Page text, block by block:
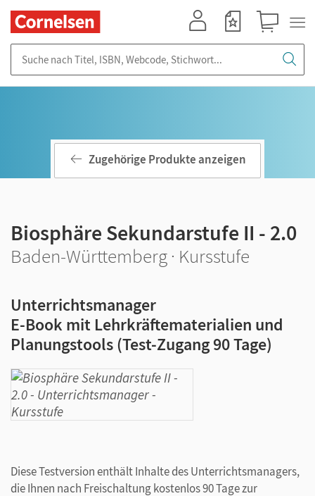
Zugehörige Produkte anzeigen
Biosphäre Sekundarstufe II - 2.0
Baden-Württemberg · Kursstufe
Unterrichtsmanager
E-Book mit Lehrkräftematerialien und
Planungstools (Test-Zugang 90 Tage)
Diese Testversion enthält Inhalte des Unterrichtsmanagers,
die Ihnen nach Freischaltung kostenlos 90 Tage zur